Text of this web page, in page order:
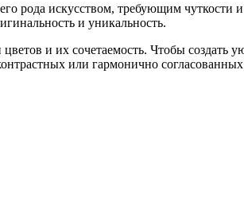
рода искусством, требующим
и уникальность.
и их сочетаемость. Чтобы создать
или гармонично